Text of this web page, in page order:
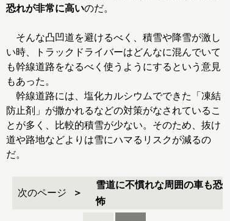
恐れが非常に高いのだ。
そんな凸凹道を避けるべく、積雪や降雪が激し
い時、トラックドライバーはどんなに混んでいて
も幹線道路をなるべく使うようにするという意見
もあった。
幹線道路には、塩化カルシウムでできた「凍結
防止剤」が撒かれるなどの対策がなされているこ
とが多く、比較的積雪が少ない。そのため、抜け
道や路地などよりは雪にハマるリスクが減るの
だ。
次のページ
雪道に不慣れな周囲の車も恐
怖